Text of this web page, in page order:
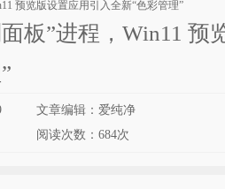
板”进程，Win11 预
文章编辑：爱纯净
阅读次数： 684次